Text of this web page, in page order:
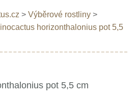
> Výběrové rostliny >
horizonthalonius pot 5,5
pot 5,5 cm